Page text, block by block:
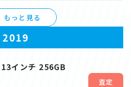
もっと見る
インチ 256GB
査定